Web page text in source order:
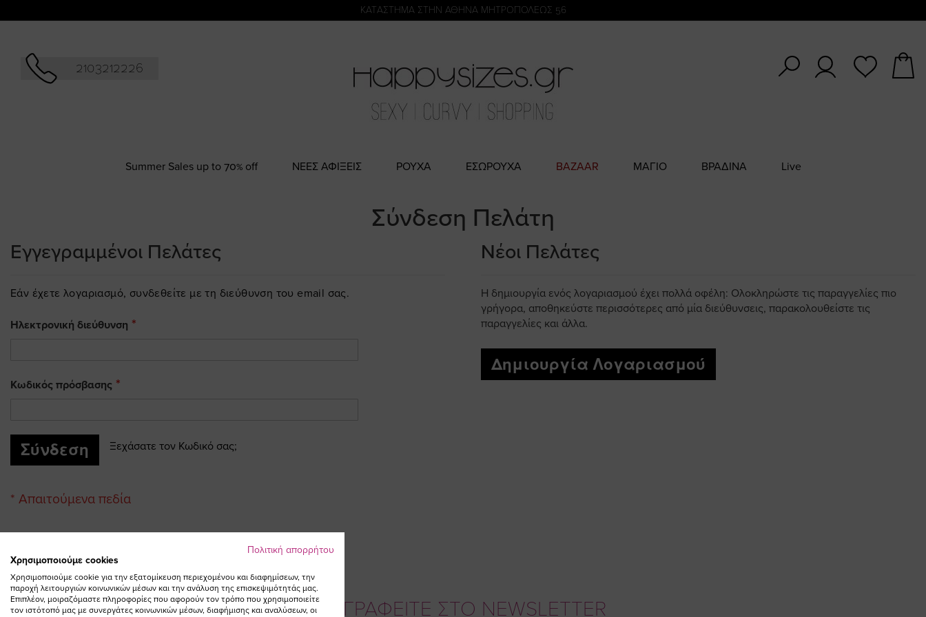
KATΑΣΤΗΜΑ ΣΤΗΝ ΑΘΗΝΑ ΜΗΤΡΟΠΟΛΕΩΣ 56
2103212226
Summer Sales up to 70% off NΕΕΣ ΑΦΙΞΕΙΣ ΡΟΥΧΑ ΕΣΩΡΟΥΧΑ BAZAAR ΜΑΓΙΟ ΒΡΑΔΙΝΑ Live
Σύνδεση Πελάτη
Εγγεγραμμένοι Πελάτες
Εάν έχετε λογαριασμό, συνδεθείτε με τη διεύθυνση του email σας.
Ηλεκτρονική διεύθυνση
Κωδικός πρόσβασης
Σύνδεση Ξεχάσατε τον Κωδικό σας;
Νέοι Πελάτες
Η δημιουργία ενός λογαριασμού έχει πολλά οφέλη: Ολοκληρώστε τις παραγγελίες πιο
γρήγορα, αποθηκεύστε περισσότερες από μία διεύθυνσεις, παρακολουθείστε τις
παραγγελίες και άλλα.
Δημιουργία Λογαριασμού
ΕΓΓΡΑΦΕΙΤΕ ΣΤΟ NEWSLETTER
Πολιτική απορρήτου
Χρησιμοποιούμε cookies
Χρησιμοποιούμε cookie για την εξατομίκευση περιεχομένου και διαφημίσεων, την
παροχή λειτουργιών κοινωνικών μέσων και την ανάλυση της επισκεψιμότητάς μας.
Επιπλέον, μοιραζόμαστε πληροφορίες που αφορούν τον τρόπο που χρησιμοποιείτε
τον ιστότοπό μας με συνεργάτες κοινωνικών μέσων, διαφήμισης και αναλύσεων, οι